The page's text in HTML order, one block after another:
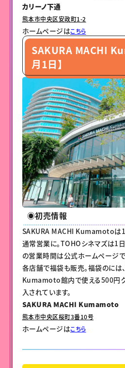
カリーノ下通
熊本市中央区安政町1-2
ホームページはこちら
SAKURA MACHI
月1日】
◉初売情報
SAKURA MACHI Kumamotoは1
通常営業に。TOHOシネマズは1
の営業時間は公式ホームページで
各店舗で福袋も販売。福袋のには
Kumamoto館内で使える500円
入されています。
SAKURA MACHI Kumamoto
熊本市中央区桜町3番10号
ホームページはこちら